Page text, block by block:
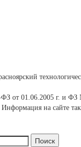
от 01.06.2005 г. и ФЗ
на сайте
Поиск